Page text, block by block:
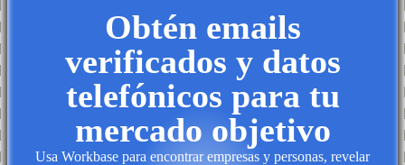
Obtén emails
verificados y datos
telefónicos para tu
mercado objetivo
Usa Workbase para encontrar empresas y personas, revelar